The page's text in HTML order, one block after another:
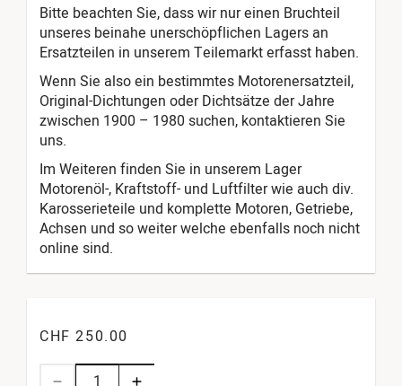
Bitte beachten Sie, dass wir nur einen Bruchteil
unseres beinahe unerschöpflichen Lagers an
Ersatzteilen in unserem Teilemarkt erfasst haben.
Wenn Sie also ein bestimmtes Motorenersatzteil,
Original-Dichtungen oder Dichtsätze der Jahre
zwischen 1900 – 1980 suchen, kontaktieren Sie
uns.
Im Weiteren finden Sie in unserem Lager
Motorenöl-, Kraftstoff- und Luftfilter wie auch div.
Karosserieteile und komplette Motoren, Getriebe,
Achsen und so weiter welche ebenfalls noch nicht
online sind.
CHF 250.00